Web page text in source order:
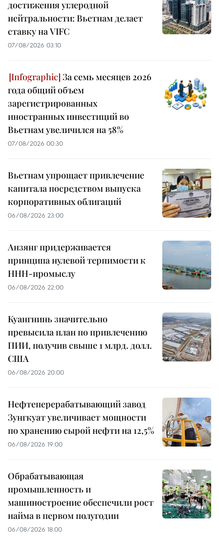
достижения углеродной
нейтральности: Вьетнам делает
ставку на VIFC
07/08/2026 03:10
За семь месяцев 2026
года общий объем
зарегистрированных
иностранных инвестиций во
Вьетнам увеличился на 58%
07/08/2026 00:30
Вьетнам упрощает привлечение
капитала посредством выпуска
корпоративных облигаций
06/08/2026 23:00
Анзянг придерживается
принципа нулевой терпимости к
ННН-промыслу
06/08/2026 22:00
Куангнинь значительно
превысила план по привлечению
ПИИ, получив свыше 1 млрд. долл.
США
06/08/2026 20:00
Нефтеперерабатывающий завод
Зунгкуат увеличивает мощности
по хранению сырой нефти на 12,5%
06/08/2026 19:00
Обрабатывающая
промышленность и
машиностроение обеспечили рост
найма в первом полугодии
06/08/2026 18:00